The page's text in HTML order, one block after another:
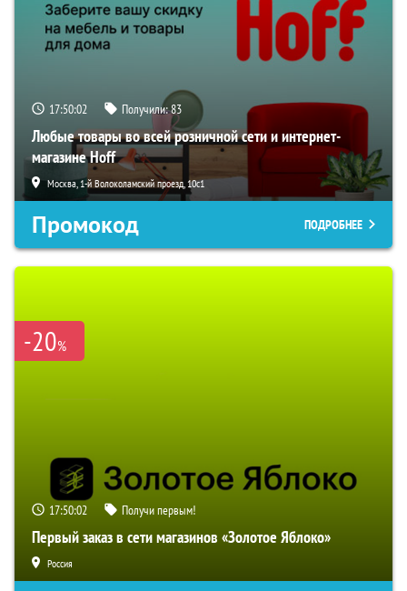
17:50:01 Получили:83
Любые товары во всей розничной сети и интернет-
магазине Hoff
Москва, 1-й Волоколамский проезд, 10с1
Промокод ПОДРОБНЕЕ
-20%
17:50:01 Получи первым!
Первый заказ в сети магазинов «Золотое Яблоко»
Россия